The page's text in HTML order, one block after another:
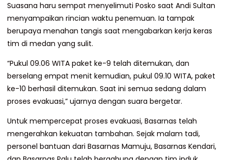
Suasana haru sempat menyelimuti Posko saat Andi Sultan
menyampaikan rincian waktu penemuan. Ia tampak
berupaya menahan tangis saat mengabarkan kerja keras
tim di medan yang sulit.
“Pukul 09.06 WITA paket ke-9 telah ditemukan, dan
berselang empat menit kemudian, pukul 09.10 WITA, paket
ke-10 berhasil ditemukan. Saat ini semua sedang dalam
proses evakuasi,” ujarnya dengan suara bergetar.
Untuk mempercepat proses evakuasi, Basarnas telah
mengerahkan kekuatan tambahan. Sejak malam tadi,
personel bantuan dari Basarnas Mamuju, Basarnas Kendari,